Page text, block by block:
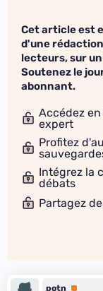
Cet article est
d'une
lecteurs, sur
Soutenez le
abonnant.
Accédez
expert
Profitez
Intégrez la
débats
Partagez
potn
Premium